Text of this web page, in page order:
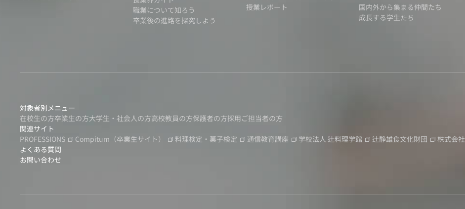
職業について知ろう
卒業後の進路を探究しよう
授業レポート
国内外から集まる仲間たち
成長する学生たち
対象者別メニュー
在校生の方卒業生の方大学生・社会人の方高校教員の方保護者の方採用ご担当者の方
関連サイト
PROFESSIONS
Compitum （卒業生サイト） 料理検定・菓子検定 通信教育講座 学校法人 辻料理学館 辻静雄食文化財団 株式会社
よくある質問
お問い合わせ